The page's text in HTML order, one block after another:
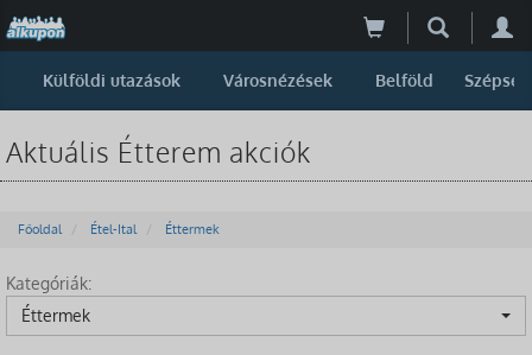
Külföldi utazások Városnézések Belföld Szépség
Aktuális Étterem akciók
Főoldal Étel-Ital Éttermek
Kategóriák:
Éttermek